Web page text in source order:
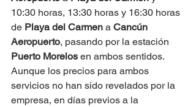
10:30 horas, 13:30 horas y 16:30 horas
de Playa del Carmen a Cancún
Aeropuerto, pasando por la estación
Puerto Morelos en ambos sentidos.
Aunque los precios para ambos
servicios no han sido revelados por la
empresa, en días previos a la